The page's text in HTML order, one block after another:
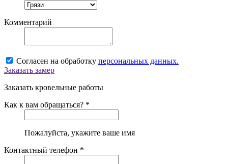
Комментарий
Согласен на обработку персональных данных.
Заказать замер
Заказать кровельные работы
Как к вам обращаться? *
Пожалуйста, укажите ваше имя
Контактный телефон *